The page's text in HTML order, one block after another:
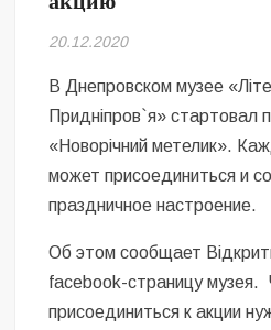
Безугла закликає валити
сучасну моду
Командувач ВМС Неїжпапа закликав
навколо керівництва армії
20.12.2020
В Днепровском музее
Придніпров`я» стартовал
«Новорічний метелик».
может присоединиться и
праздничное настроение.
Об этом сообщает
facebook-страницу
присоединиться к акции